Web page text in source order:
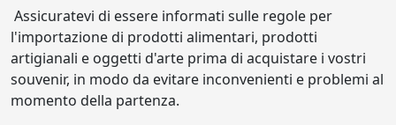
Assicuratevi di essere informati sulle regole per
l'importazione di prodotti alimentari, prodotti
artigianali e oggetti d'arte prima di acquistare i vostri
souvenir, in modo da evitare inconvenienti e problemi al
momento della partenza.